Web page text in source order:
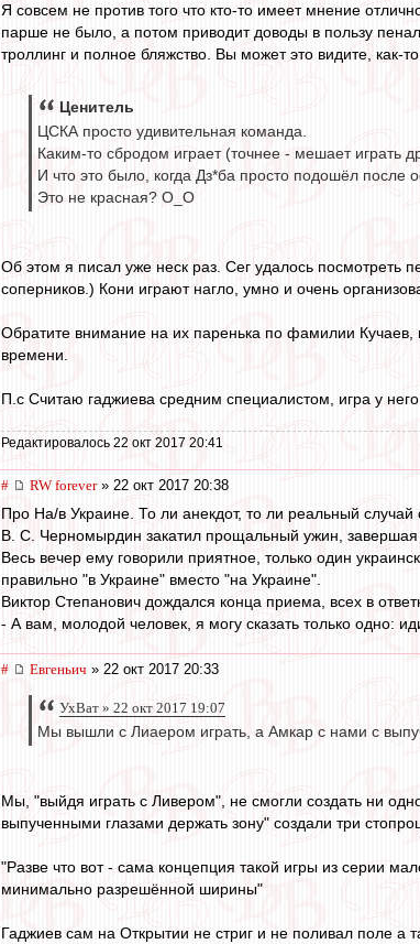
Я совсем не против того что кто-то имеет мнение
парше не было, а потом приводит доводы в пользу
троллинг и полное бляжство. Вы может это видите, как-
Ценитель
ЦСКА просто удивительная команда.
Каким-то сбродом играет (точнее - мешает играть
И что это было, когда Дз*ба просто подошёл после
Это не красная? O_O
Об этом я писал уже неск раз. Сег удалось
соперников.) Кони играют нагло, умно и очень
Обратите внимание на их паренька по фамилии
времени.
П.с Считаю гаджиева средним специалистом, игра у
Редактировалось 22 окт 2017 20:41
# RW forever» 22 окт 2017 20:38
Про На/в Украине. То ли анекдот, то ли реальный
В. С. Черномырдин закатил прощальный ужин, завершая
Весь вечер ему говорили приятное, только один
правильно "в Украине" вместо "на Украине".
Виктор Степанович дождался конца приема, всех в
- А вам, молодой человек, я могу сказать только одно:
# Евгеньич » 22 окт 2017 20:33
УхВат » 22 окт 2017 19:07
Мы вышли с Лиаером играть, а Амкар с нами с
Мы, "выйдя играть с Ливером", не смогли создать ни
выпученными глазами держать зону" создали три
"Разве что вот - сама концепция такой игры из серии
минимально разрешённой ширины"
Гаджиев сам на Открытии не стриг и не поливал поле а